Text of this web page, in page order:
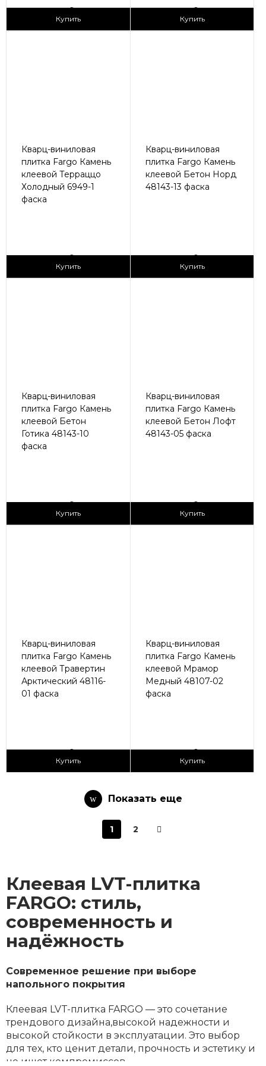
2
Купить
2
Купить
Кварц-виниловая
плитка Fargo Камень
клеевой Терраццо
Холодный 6949-1
фаска
2
Купить
Кварц-виниловая
плитка Fargo Камень
клеевой Бетон Норд
48143-13 фаска
2
Купить
Кварц-виниловая
плитка Fargo Камень
клеевой Бетон
Готика 48143-10
фаска
2
Купить
Кварц-виниловая
плитка Fargo Камень
клеевой Бетон Лофт
48143-05 фаска
2
Купить
Кварц-виниловая
плитка Fargo Камень
клеевой Травертин
Арктический 48116-
01 фаска
2
Купить
Кварц-виниловая
плитка Fargo Камень
клеевой Мрамор
Медный 48107-02
фаска
2
Купить
Показать еще
1 2
Клеевая LVT-плитка
FARGO: стиль,
современность и
надёжность
Современное решение при выборе
напольного покрытия
Клеевая LVT-плитка FARGO — это сочетание
трендового дизайна,высокой надежности и
высокой стойкости в эксплуатации. Это выбор
для тех, кто ценит детали, прочность и эстетику и
не ищет компромиссов.